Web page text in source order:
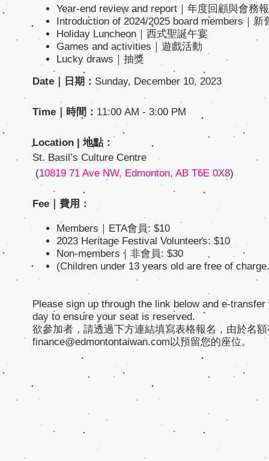
Year-end review and report｜年度回顧與會務
Introduction of 2024/2025 board members｜新
Holiday Luncheon｜西式聖誕午宴
Games and activities｜遊戲活動
Lucky draws｜抽獎
Date｜日期： Sunday, December 10, 2023
Time｜時間： 11:00 AM - 3:00 PM
Location | 地點：
St. Basil’s Culture Centre
(10819 71 Ave NW, Edmonton, AB T6E 0X8)
Fee｜費用：
Members｜ETA會員: $10
2023 Heritage Festival Volunteers: $10
Non-members｜非會員: $30
(Children under 13 years old are free of
Please sign up through the link below and e-
day to ensure your seat is reserved.
欲參加者，請透過下方連結填寫表格報名，由於名
finance@edmontontaiwan.com以預留您的座位。